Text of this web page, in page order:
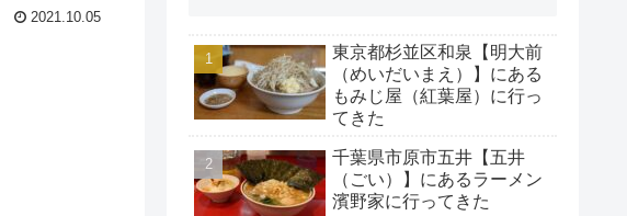
2021.10.05
東京都杉並区和泉【明大前
（めいだいまえ）】にある
もみじ屋（紅葉屋）に行っ
てきた
千葉県市原市五井【五井
（ごい）】にあるラーメン
濱野家に行ってきた